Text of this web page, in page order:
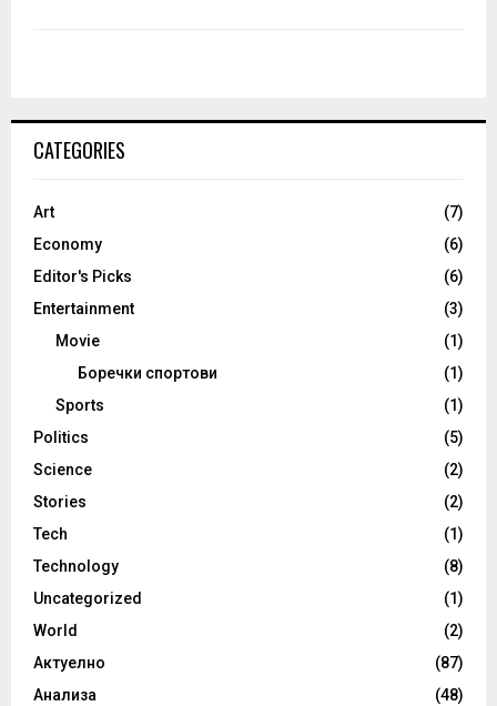
CATEGORIES
Art
(7)
Economy
(6)
Editor's Picks
(6)
Entertainment
(3)
Movie
(1)
Боречки спортови
(1)
Sports
(1)
Politics
(5)
Science
(2)
Stories
(2)
Tech
(1)
Technology
(8)
Uncategorized
(1)
World
(2)
Актуелно
(87)
Анализа
(48)